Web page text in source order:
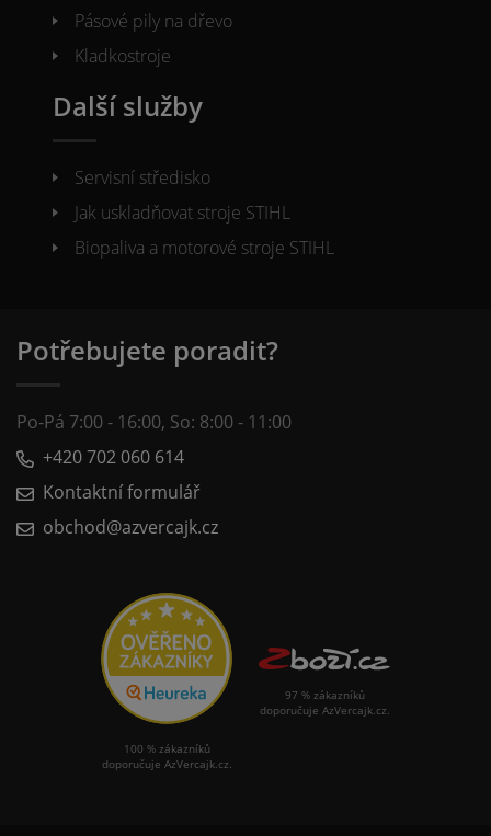
Pásové pily na dřevo
Kladkostroje
Další služby
Servisní středisko
Jak uskladňovat stroje STIHL
Biopaliva a motorové stroje STIHL
Potřebujete poradit?
Po-Pá 7:00 - 16:00, So: 8:00 - 11:00
+420 702 060 614
Kontaktní formulář
obchod@azvercajk.cz
100 % zákazníků
doporučuje AzVercajk.cz.
97 % zákazníků
doporučuje AzVercajk.cz.